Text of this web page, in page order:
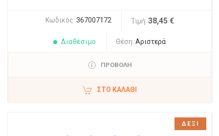
Κωδικός: 367007172 Τιμή: 38,45 €
Διαθέσιμο Θέση: Αριστερά
ΠΡΟΒΟΛΗ
ΣΤΟ ΚΑΛΆΘΙ
ΔΕΞΙ